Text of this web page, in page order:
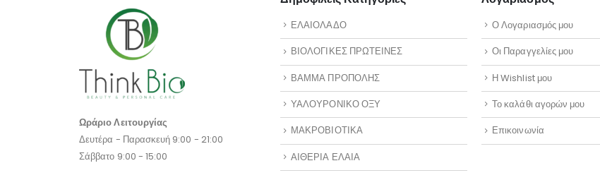
Ωράριο Λειτουργίας
Δευτέρα - Παρασκευή 9:00 - 21:00
Σάββατο 9:00 - 15:00
ΕΛΑΙΟΛΑΔΟ
ΒΙΟΛΟΓΙΚΕΣ ΠΡΩΤΕΙΝΕΣ
ΒΑΜΜΑ ΠΡΟΠΟΛΗΣ
ΥΑΛΟΥΡΟΝΙΚΟ ΟΞΥ
ΜΑΚΡΟΒΙΟΤΙΚΑ
ΑΙΘΕΡΙΑ ΕΛΑΙΑ
Ο Λογαριασμός μου
Οι Παραγγελίες μου
Η Wishlist μου
Το καλάθι αγορών μου
Επικοινωνία